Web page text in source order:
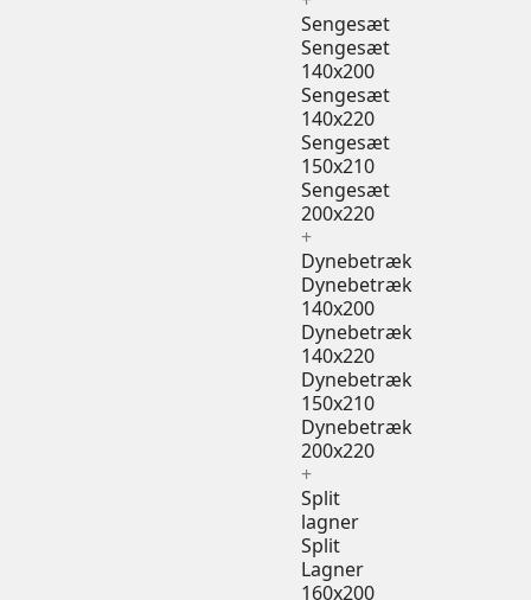
Sengesæt
Sengesæt
140x200
Sengesæt
140x220
Sengesæt
150x210
Sengesæt
200x220
+
Dynebetræk
Dynebetræk
140x200
Dynebetræk
140x220
Dynebetræk
150x210
Dynebetræk
200x220
+
Split
lagner
Split
Lagner
160x200